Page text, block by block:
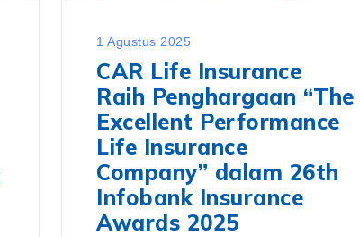
1 Agustus 2025
CAR Life Insurance
Raih Penghargaan “The
Excellent Performance
Life Insurance
Company” dalam 26th
Infobank Insurance
Awards 2025